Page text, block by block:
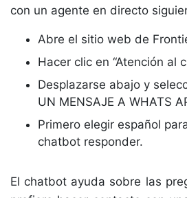
con un agente en directo
Abre el sitio web de
Hacer clic en “Atención al
Desplazarse abajo y
UN MENSAJE A WHATS
Primero elegir español
chatbot responder.
El chatbot ayuda sobre las